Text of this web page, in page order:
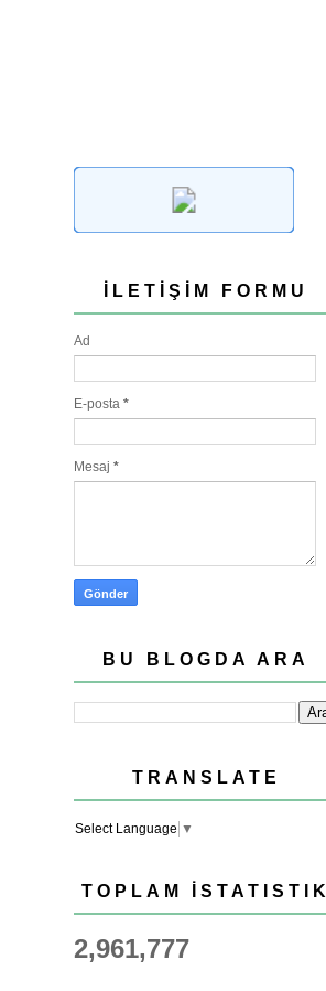
İLETIŞIM FORMU
Ad
E-posta *
Mesaj *
BU BLOGDA ARA
TRANSLATE
Select Language ▼
TOPLAM İSTATISTIK
2,961,777